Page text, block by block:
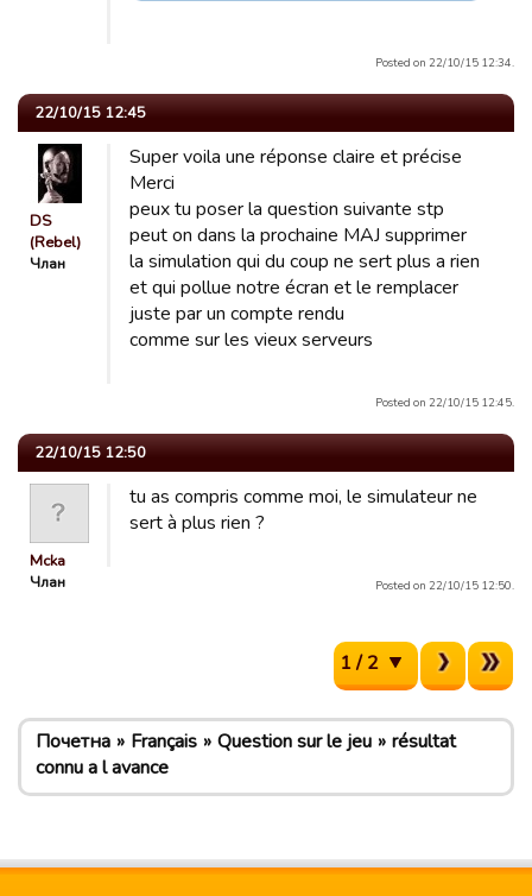
Posted on 22/10/15 12:34.
22/10/15 12:45
DS
(Rebel)
Члан
Super voila une réponse claire et précise
Merci
peux tu poser la question suivante stp
peut on dans la prochaine MAJ supprimer
la simulation qui du coup ne sert plus a rien
et qui pollue notre écran et le remplacer
juste par un compte rendu
comme sur les vieux serveurs
Posted on 22/10/15 12:45.
22/10/15 12:50
Mcka
Члан
tu as compris comme moi, le simulateur ne
sert à plus rien ?
Posted on 22/10/15 12:50.
1 / 2
Почетна Français Question sur le jeu
résultat
connu a l avance